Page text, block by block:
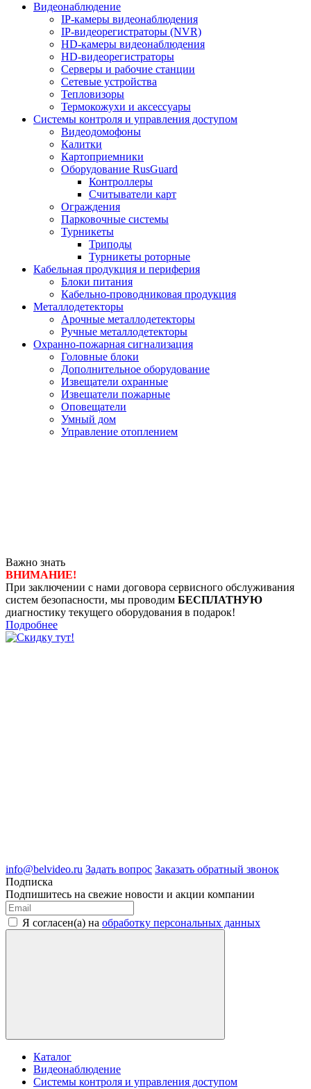
Видеонаблюдение
IP-камеры видеонаблюдения
IP-видеорегистраторы (NVR)
HD-камеры видеонаблюдения
HD-видеорегистраторы
Серверы и рабочие станции
Сетевые устройства
Тепловизоры
Термокожухи и аксессуары
Системы контроля и управления доступом
Видеодомофоны
Калитки
Картоприемники
Оборудование RusGuard
Контроллеры
Считыватели карт
Ограждения
Парковочные системы
Турникеты
Триподы
Турникеты роторные
Кабельная продукция и периферия
Блоки питания
Кабельно-проводниковая продукция
Металлодетекторы
Арочные металлодетекторы
Ручные металлодетекторы
Охранно-пожарная сигнализация
Головные блоки
Дополнительное оборудование
Извещатели охранные
Извещатели пожарные
Оповещатели
Умный дом
Управление отоплением
Важно знать
ВНИМАНИЕ!
При заключении с нами договора сервисного обслуживания
систем безопасности, мы проводим БЕСПЛАТНУЮ
диагностику текущего оборудования в подарок!
Подробнее
info@belvideo.ru Задать вопрос Заказать обратный звонок
Подписка
Подпишитесь на свежие новости и акции компании
Я согласен(а) на обработку персональных данных
Каталог
Видеонаблюдение
Системы контроля и управления доступом